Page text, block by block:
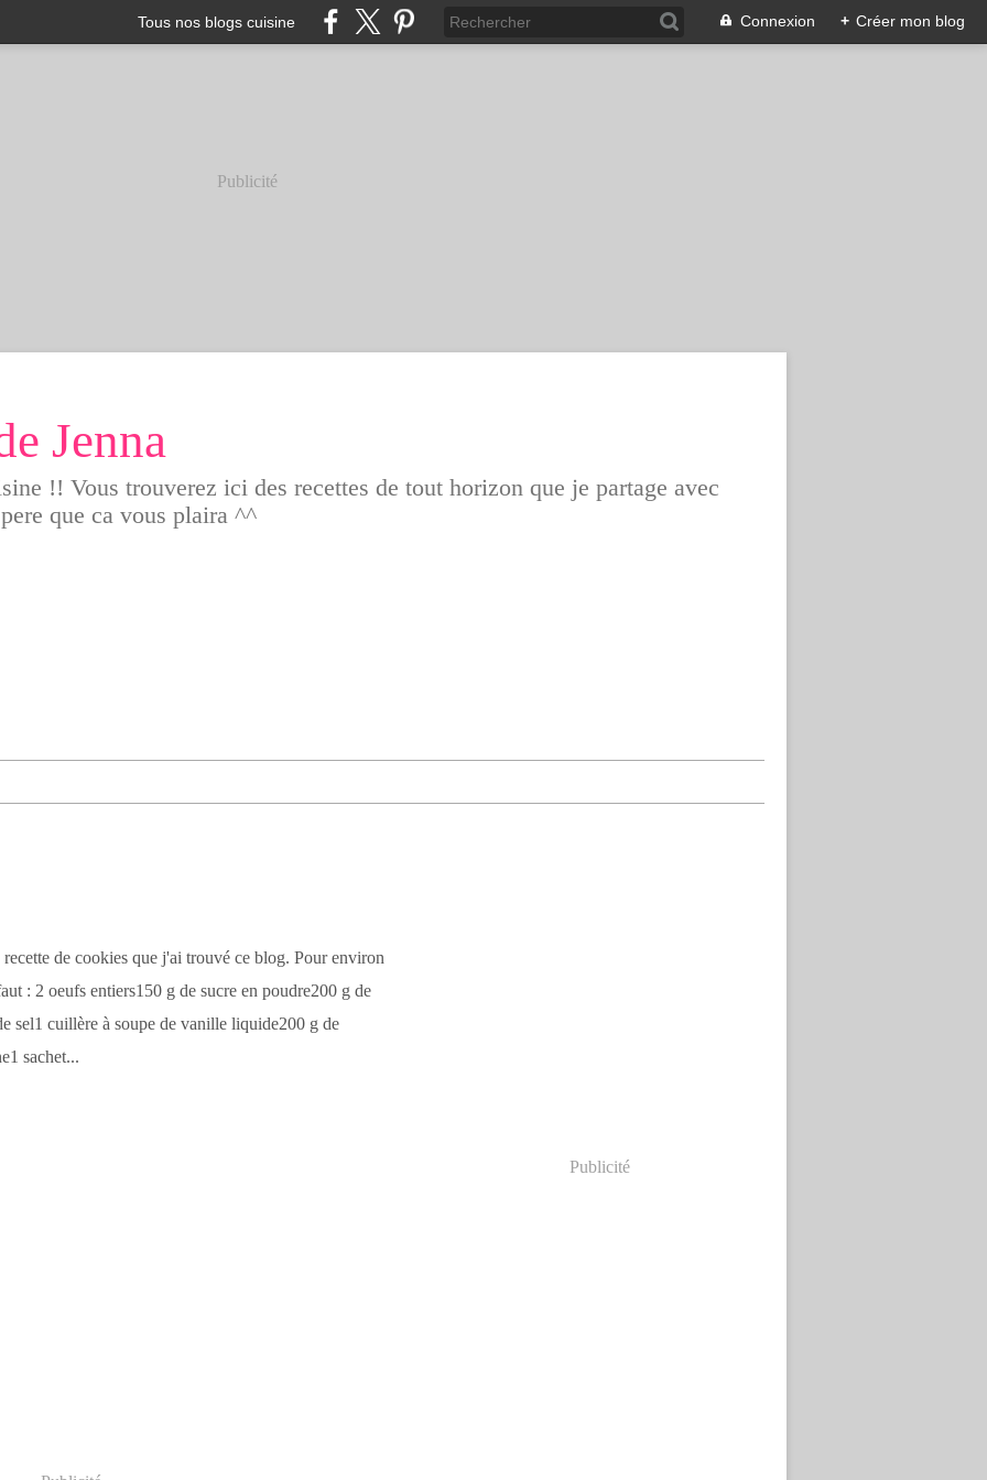
Tous nos blogs cuisine Connexion + Créer mon blog
Publicité
Jenna
!! Vous trouverez ici des recettes de tout horizon que je partage avec
que ca vous plaira ^^
de cookies que j'ai trouvé ce blog. Pour environ
: 2 oeufs entiers150 g de sucre en poudre200 g de
sel1 cuillère à soupe de vanille liquide200 g de
sachet...
Publicité